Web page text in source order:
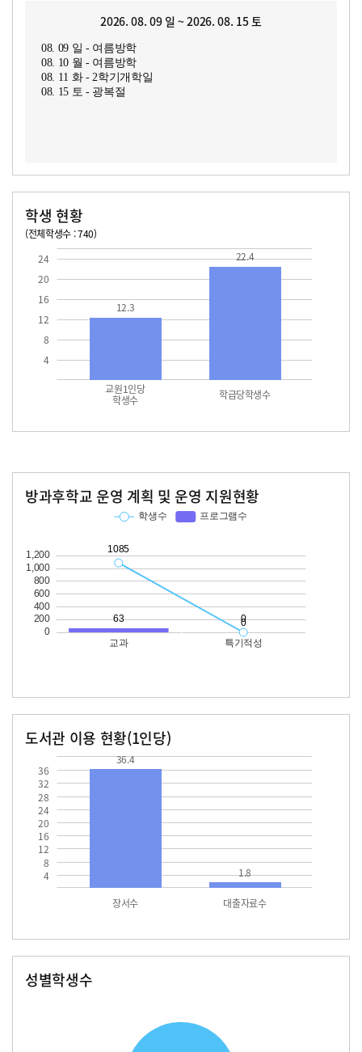
2026. 08. 09 일 ~ 2026. 08. 15 토
08. 09 일 - 여름방학
08. 10 월 - 여름방학
08. 11 화 - 2학기개학일
08. 15 토 - 광복절
학생 현황
(전체학생수 : 740)
4
8
12
16
20
24
교원1인당
학생수 학급당학생수
12.3
22.4
방과후학교 운영 계획 및 운영 지원현황
도서관 이용 현황(1인당)
4
8
12
16
20
24
28
32
36
장서수 대출자료수
36.4
1.8
성별학생수